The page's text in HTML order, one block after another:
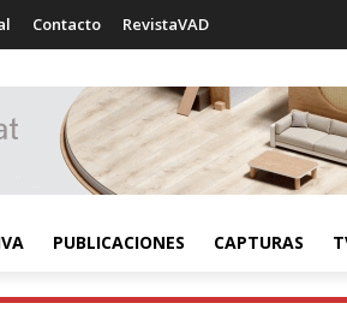
Contacto RevistaVAD
PUBLICACIONES CAPTURAS